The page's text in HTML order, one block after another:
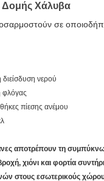
Δομής Χάλυβα
σε
νερού
φλόγας
πίεσης ανέμου
αποτρέπουν τη
χιόνι και φορτία
στους εσωτερικούς